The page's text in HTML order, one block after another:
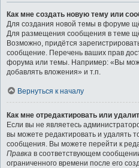
Как мне создать новую тему или
Для создания новой темы в форуме
Для размещения сообщения в теме
Возможно, придётся
сообщение. Перечень ваших прав
форума или темы. Например: «Вы
добавлять вложения» и т.п.
Вернуться к началу
Как мне отредактировать или
Если вы не являетесь
вы можете редактировать и удалять
сообщения. Вы можете перейти к
Правка в соответствующем
ограниченного времени после его